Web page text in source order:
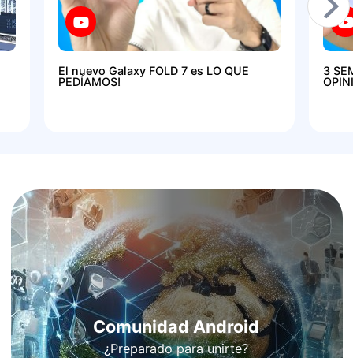
El nuevo Galaxy FOLD 7 es LO QUE
PEDÍAMOS!
3
Comunidad Android
¿Preparado para unirte?